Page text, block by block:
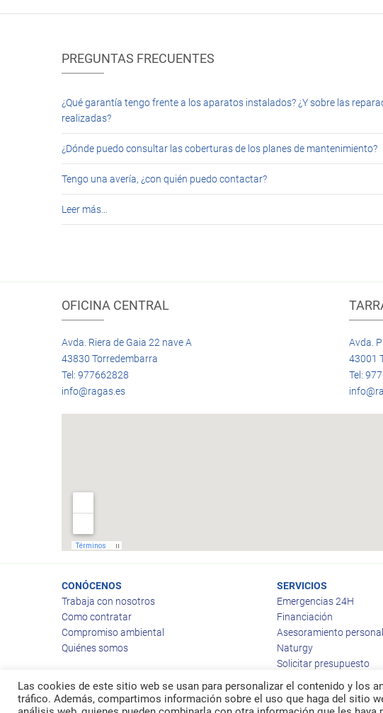
PREGUNTAS FRECUENTES
¿Qué garantía tengo frente a los aparatos instalados? ¿Y sobre las
realizadas?
¿Dónde puedo consultar las coberturas de los planes de mantenimiento?
Tengo una avería, ¿con quién puedo contactar?
Leer más…
OFICINA CENTRAL
Avda. Riera de Gaia 22 nave A
43830 Torredembarra
Tel: 977662828
info@ragas.es
Avda.
43001
Tel:
CONÓCENOS
Trabaja con nosotros
Como contratar
Compromiso ambiental
Quiénes somos
SERVICIOS
Emergencias 24H
Financiación
Asesoramiento
Naturgy
Solicitar presupuesto
Las cookies de este sitio web se usan para personalizar el contenido y los
tráfico. Además, compartimos información sobre el uso que haga del sitio